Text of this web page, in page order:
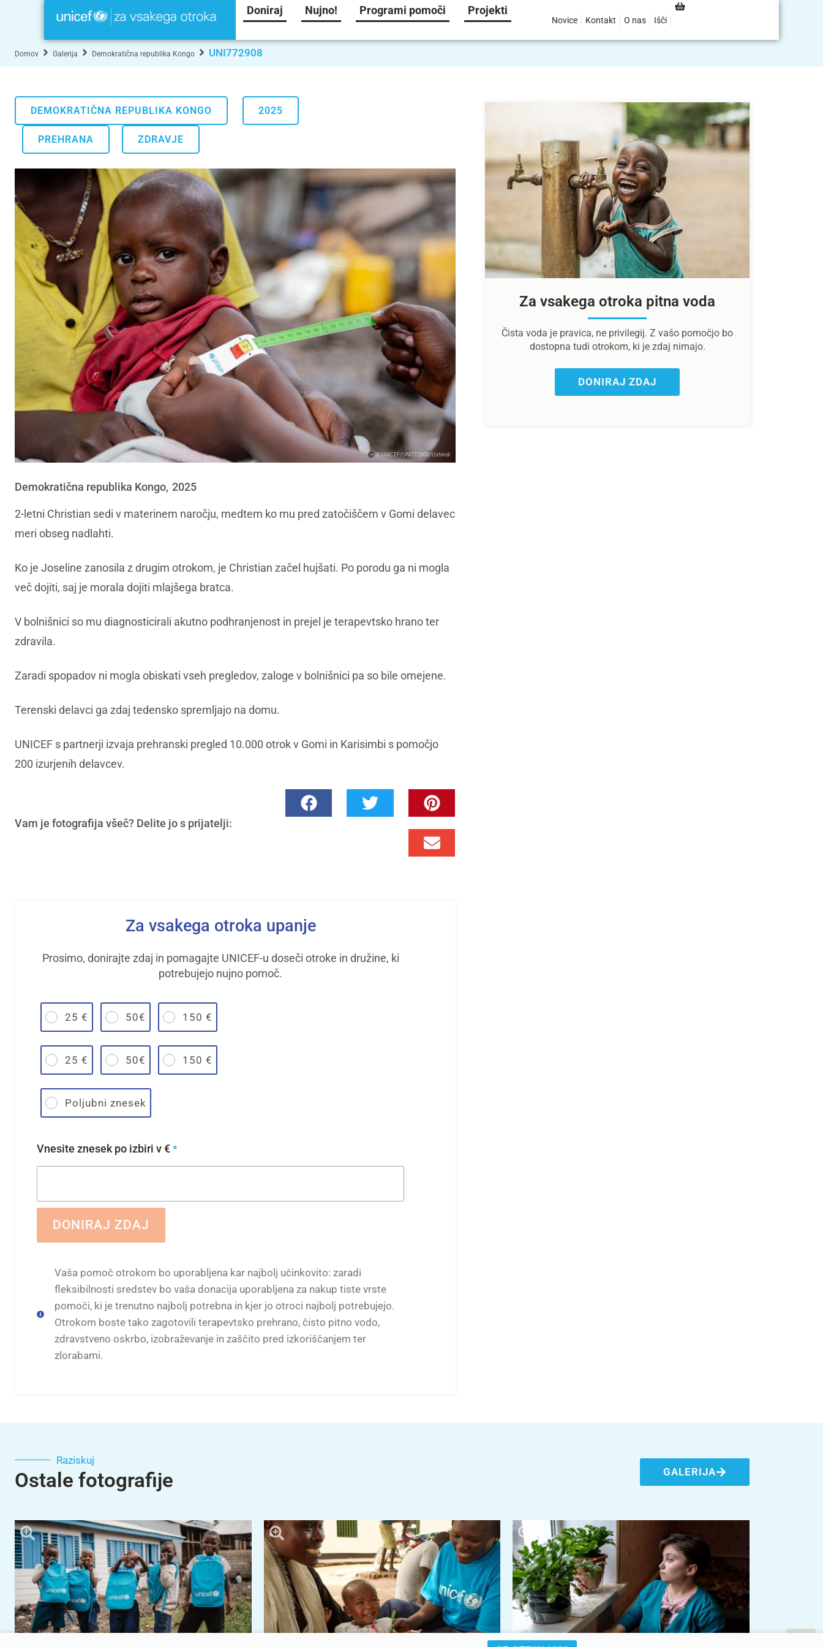
Doniraj Nujno! Programi pomoči Projekti
Novice Kontakt O nas Išči
Domov Galerija Demokratična republika Kongo UNI772908
DEMOKRATIČNA REPUBLIKA KONGO 2025
PREHRANA ZDRAVJE
© UNICEF/UNI772908/Ushindi
Demokratična republika Kongo, 2025
2-letni Christian sedi v materinem naročju, medtem ko mu pred zatočiščem v Gomi delavec
meri obseg nadlahti.
Ko je Joseline zanosila z drugim otrokom, je Christian začel hujšati. Po porodu ga ni mogla
več dojiti, saj je morala dojiti mlajšega bratca.
V bolnišnici so mu diagnosticirali akutno podhranjenost in prejel je terapevtsko hrano ter
zdravila.
Zaradi spopadov ni mogla obiskati vseh pregledov, zaloge v bolnišnici pa so bile omejene.
Terenski delavci ga zdaj tedensko spremljajo na domu.
UNICEF s partnerji izvaja prehranski pregled 10.000 otrok v Gomi in Karisimbi s pomočjo
200 izurjenih delavcev.
Vam je fotografija všeč? Delite jo s prijatelji:
Za vsakega otroka upanje
Prosimo, donirajte zdaj in pomagajte UNICEF-u doseči otroke in družine, ki
potrebujejo nujno pomoč.
25 € 50€ 150 €
25 € 50€ 150 €
Poljubni znesek
Vnesite znesek po izbiri v € *
DONIRAJ ZDAJ
Vaša pomoč otrokom bo uporabljena kar najbolj učinkovito: zaradi
fleksibilnosti sredstev bo vaša donacija uporabljena za nakup tiste vrste
pomoči, ki je trenutno najbolj potrebna in kjer jo otroci najbolj potrebujejo.
Otrokom boste tako zagotovili terapevtsko prehrano, čisto pitno vodo,
zdravstveno oskrbo, izobraževanje in zaščito pred izkoriščanjem ter
zlorabami.
Za vsakega otroka pitna voda
Čista voda je pravica, ne privilegij. Z vašo pomočjo bo
dostopna tudi otrokom, ki je zdaj nimajo.
DONIRAJ ZDAJ
Raziskuj
Ostale fotografije GALERIJA